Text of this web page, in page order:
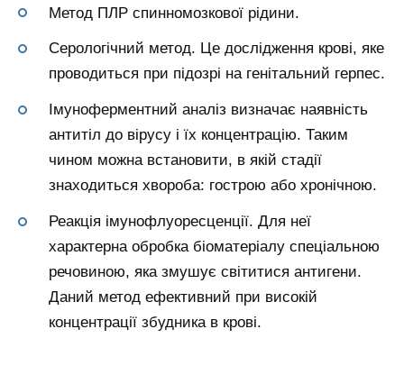
Метод ПЛР спинномозкової рідини.
Серологічний метод. Це дослідження крові, яке
проводиться при підозрі на генітальний герпес.
Імуноферментний аналіз визначає наявність
антитіл до вірусу і їх концентрацію. Таким
чином можна встановити, в якій стадії
знаходиться хвороба: гострою або хронічною.
Реакція імунофлуоресценції. Для неї
характерна обробка біоматеріалу спеціальною
речовиною, яка змушує світитися антигени.
Даний метод ефективний при високій
концентрації збудника в крові.